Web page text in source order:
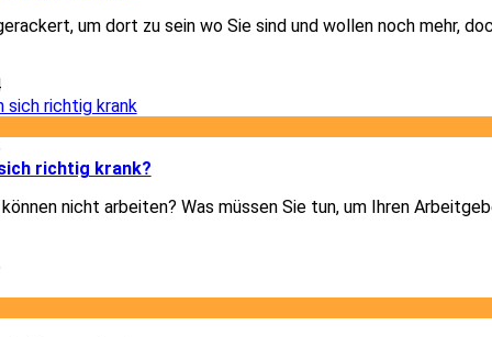
um dort zu sein wo Sie sind und wollen noch mehr,
richtig krank?
nicht arbeiten? Was müssen Sie tun, um Ihren